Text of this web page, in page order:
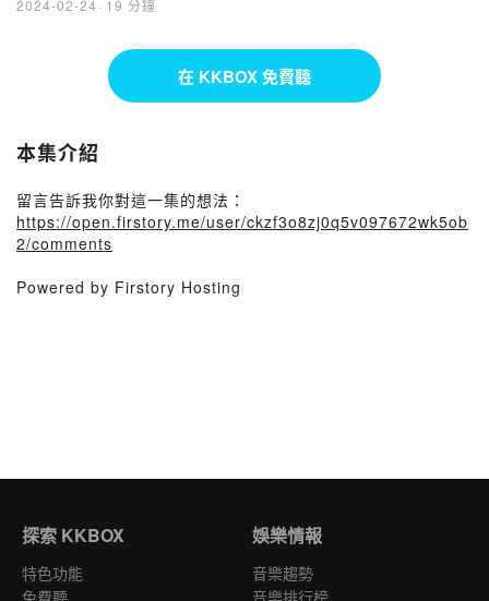
2024-02-24 · 19 分鐘
在 KKBOX 免費聽
本集介紹
留言告訴我你對這一集的想法：
https://open.firstory.me/user/ckzf3o8zj0q5v097672wk5ob
2/comments
Powered by Firstory Hosting
探索 KKBOX
特色功能
免費聽
娛樂情報
音樂趨勢
音樂排行榜